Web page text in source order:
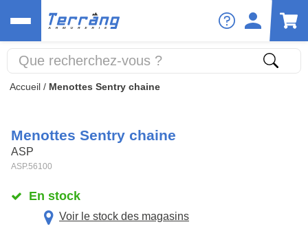
Accueil / Menottes Sentry chaine
Menottes Sentry chaine
ASP
ASP.56100
En stock
Voir le stock des magasins